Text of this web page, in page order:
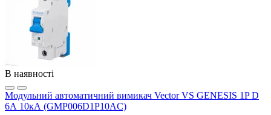
В наявності
Модульний автоматичний вимикач Vector VS GENESIS 1P D
6А 10кА (GMP006D1P10AC)